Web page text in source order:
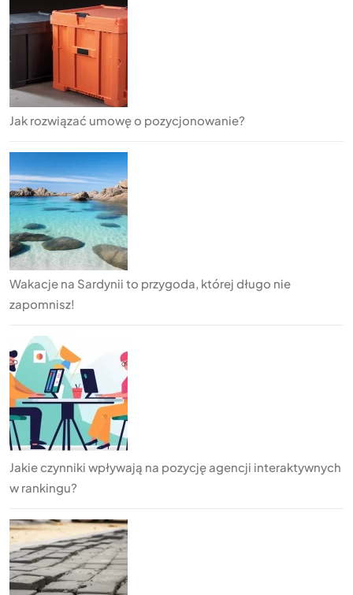
Jak rozwiązać umowę o pozycjonowanie?
Wakacje na Sardynii to przygoda, której długo nie
zapomnisz!
Jakie czynniki wpływają na pozycję agencji interaktywnych
w rankingu?